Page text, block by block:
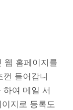
웹 홈페이지를
껀 들어갑니
하여 메일 서
지로 등록도